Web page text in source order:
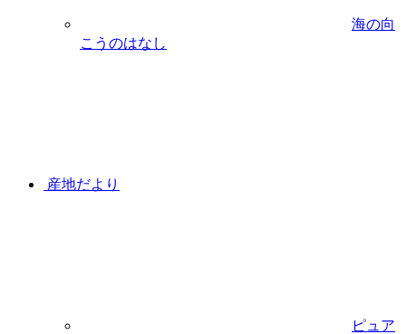
海の向
こうのはなし
産地だより
ピュア